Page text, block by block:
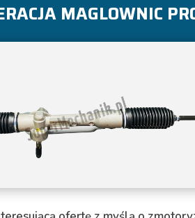
MAGLOWNIC